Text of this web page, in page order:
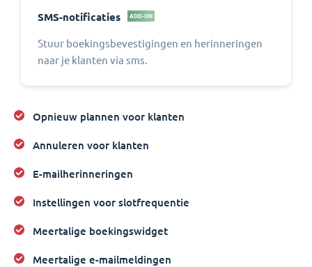
SMS-notificaties ADD-ON
Stuur boekingsbevestigingen en herinneringen
naar je klanten via sms.
Opnieuw plannen voor klanten
Annuleren voor klanten
E-mailherinneringen
Instellingen voor slotfrequentie
Meertalige boekingswidget
Meertalige e-mailmeldingen